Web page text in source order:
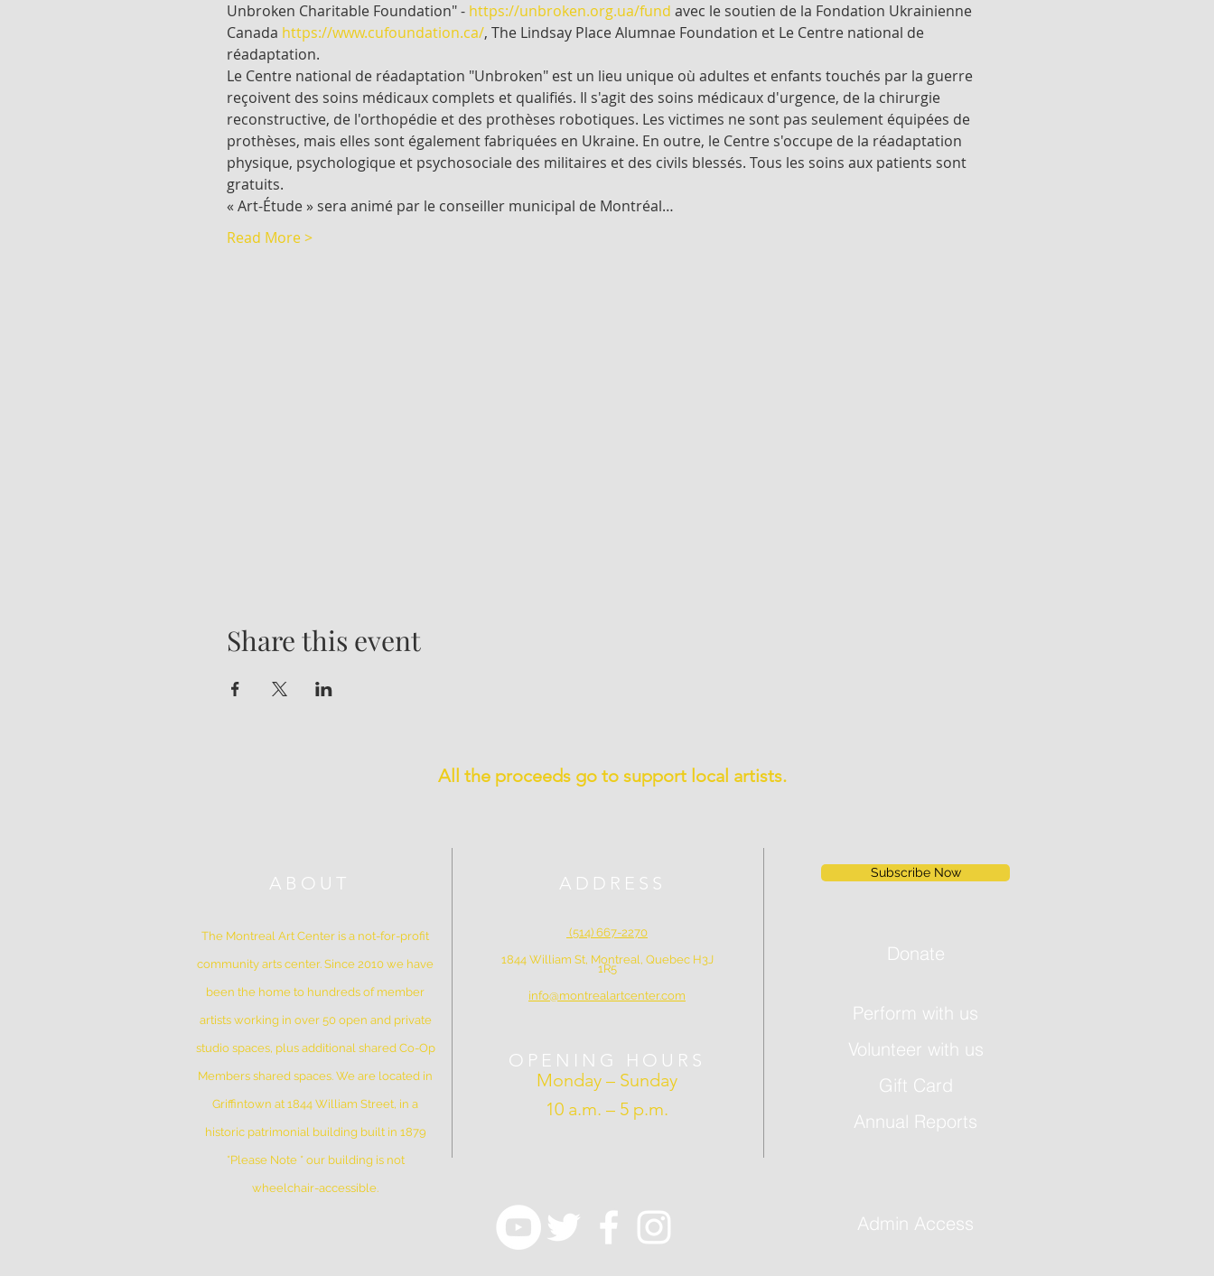
Unbroken Charitable Foundation" - https://unbroken.org.ua/fund avec le soutien de la Fondation Ukrainienne
Canada https://www.cufoundation.ca/, The Lindsay Place Alumnae Foundation et Le Centre national de
réadaptation.
Le Centre national de réadaptation "Unbroken" est un lieu unique où adultes et enfants touchés par la guerre
reçoivent des soins médicaux complets et qualifiés. Il s'agit des soins médicaux d'urgence, de la chirurgie
reconstructive, de l'orthopédie et des prothèses robotiques. Les victimes ne sont pas seulement équipées de
prothèses, mais elles sont également fabriquées en Ukraine. En outre, le Centre s'occupe de la réadaptation
physique, psychologique et psychosociale des militaires et des civils blessés. Tous les soins aux patients sont
gratuits.
« Art-Étude » sera animé par le conseiller municipal de Montréal…
Read More >
Share this event
ABOUT
The Montreal Art Center is a not-for-profit
community arts center. Since 2010 we have
been the home to hundreds of member
artists working in over 50 open and private
studio spaces, plus additional shared Co-Op
Members shared spaces. We are located in
Griffintown at 1844 William Street, in a
historic patrimonial building built in 1879
*Please Note * our building is not
wheelchair-accessible.
ADDRESS
(514) 667-2270
1844 William St, Montreal, Quebec H3J
1R5
info@montrealartcenter.com
Subscribe Now
All the proceeds go to support local artists.
Volunteer with us
Perform with us
Gift Card
OPENING HOURS
Monday – Sunday
10 a.m. – 5 p.m.
Annual Reports
Admin Access
Donate